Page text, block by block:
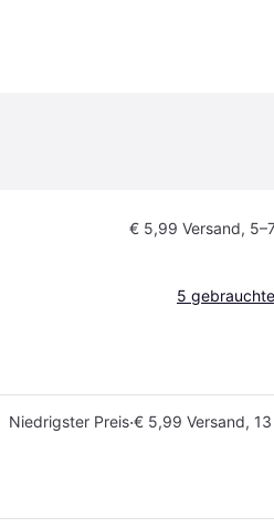
€ 5,99 Versand,
5
Niedrigster Preis·€ 5,99 Versand,